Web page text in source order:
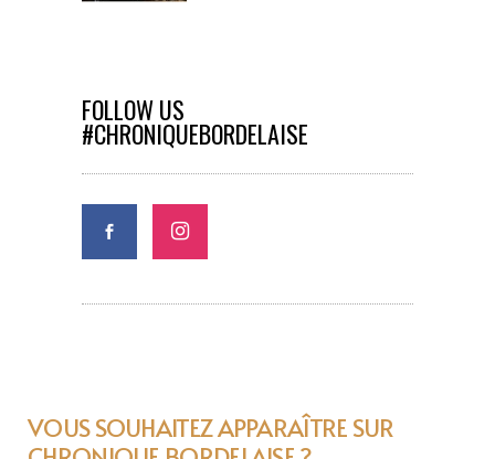
FOLLOW US
#CHRONIQUEBORDELAISE
VOUS SOUHAITEZ APPARAÎTRE SUR